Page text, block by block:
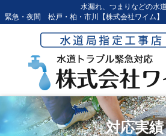
水漏れ、つまりなどの水道
緊急・夜間 松戸・柏・市川【株式会社ワイム】
対応実績